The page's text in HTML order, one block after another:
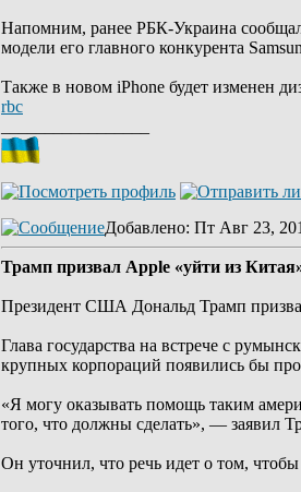
Напомним, ранее РБК-Украина
модели его главного конкурента
Также в новом iPhone будет изменен
rbc
Добавлено: Пт Авг 23,
Трамп призвал Apple «уйти из
Президент США Дональд Трамп
Глава государства на встрече с
крупных корпораций появились бы
«Я могу оказывать помощь таким
того, что должны сделать», — заявил
Он уточнил, что речь идет о том,